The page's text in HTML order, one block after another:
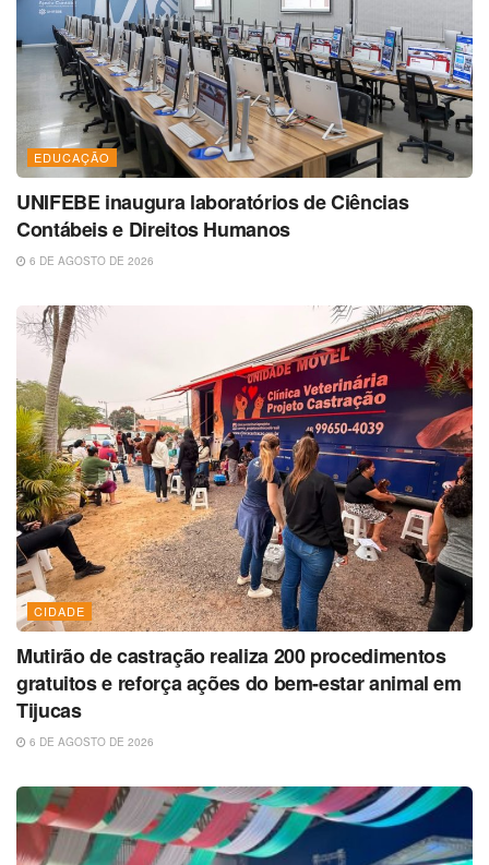
EDUCAÇÃO
UNIFEBE inaugura laboratórios de Ciências
Contábeis e Direitos Humanos
6 DE AGOSTO DE 2026
CIDADE
Mutirão de castração realiza 200 procedimentos
gratuitos e reforça ações do bem-estar animal em
Tijucas
6 DE AGOSTO DE 2026